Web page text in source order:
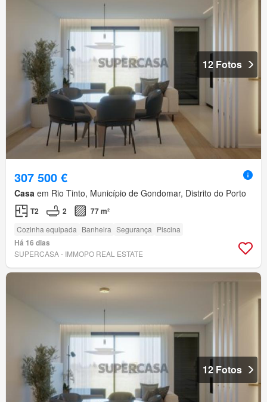
12 Fotos
307 500 €
Casa em Rio Tinto, Município de Gondomar, Distrito do Porto
T2 2 77 m²
Cozinha equipada Banheira Segurança Piscina
Há 16 dias
SUPERCASA - IMMOPO REAL ESTATE
12 Fotos